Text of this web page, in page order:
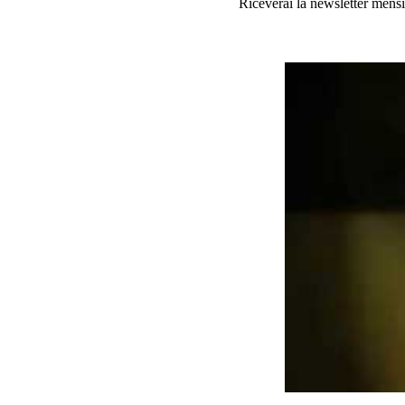
Riceverai la newsletter